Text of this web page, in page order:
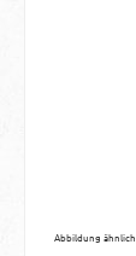
Abbildung ähnlich